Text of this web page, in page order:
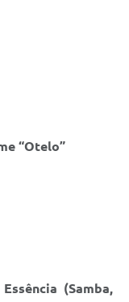
“Otelo”
(Samba,